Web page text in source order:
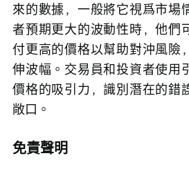
來的數據，一般將它視爲市場
者預期更大的波動性時，他們
付更高的價格以幫助對沖風險
伸波幅。交易員和投資者使用
價格的吸引力，識別潛在的錯
敞口。
免責聲明